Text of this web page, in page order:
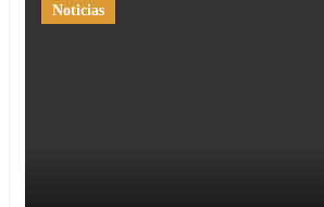
Noticias